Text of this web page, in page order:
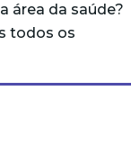
área da saúde?
todos os